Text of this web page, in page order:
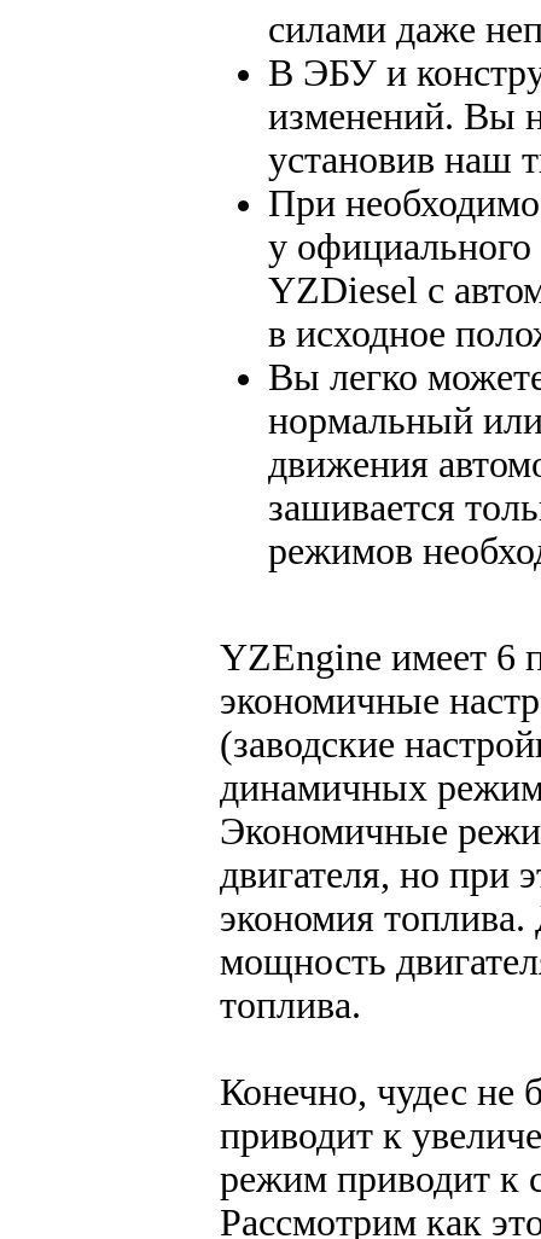
силами даже
В ЭБУ и
изменений. Вы
установив наш
При
у
YZDiesel с
в исходное
Вы легко
нормальный
движения
зашивается
режимов
YZEngine имеет 6
экономичные
(заводские
динамичных
Экономичные
двигателя, но при
экономия
мощность
топлива.
Конечно, чудес
приводит к
режим приводит к
Рассмотрим как